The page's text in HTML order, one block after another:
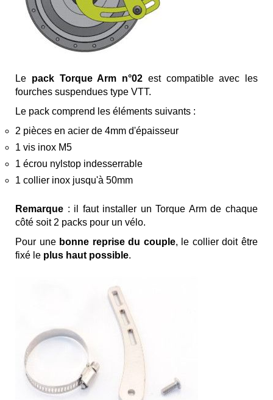
Le pack Torque Arm n°02 est compatible avec les
fourches suspendues type VTT.
Le pack comprend les éléments suivants :
2 pièces en acier de 4mm d'épaisseur
1 vis inox M5
1 écrou nylstop indesserrable
1 collier inox jusqu'à 50mm
Remarque : il faut installer un Torque Arm de chaque
côté soit 2 packs pour un vélo.
Pour une bonne reprise du couple, le collier doit être
fixé le plus haut possible.